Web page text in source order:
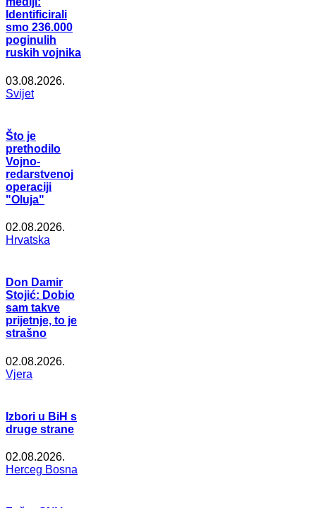
Identificirali
smo 236.000
poginulih
ruskih vojnika
03.08.2026.
Svijet
Što je
prethodilo
Vojno-
redarstvenoj
operaciji
"Oluja"
02.08.2026.
Hrvatska
Don Damir
Stojić: Dobio
sam takve
prijetnje, to je
strašno
02.08.2026.
Vjera
Izbori u BiH s
druge strane
02.08.2026.
Herceg Bosna